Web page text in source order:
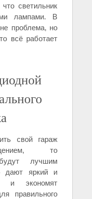
светильник
лампами. В
проблема, но
всё работает
свой гараж
то
лучшим
дают яркий и
и экономят
правильного